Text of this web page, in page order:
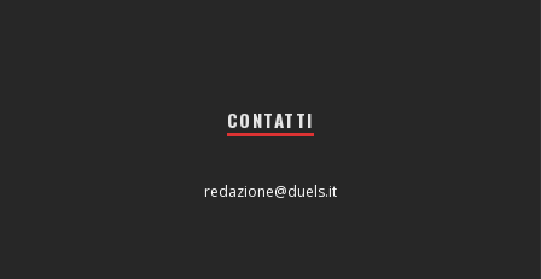
CONTATTI
redazione@duels.it